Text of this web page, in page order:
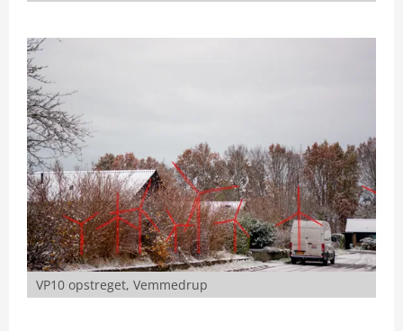
VP10 opstreget, Vemmedrup